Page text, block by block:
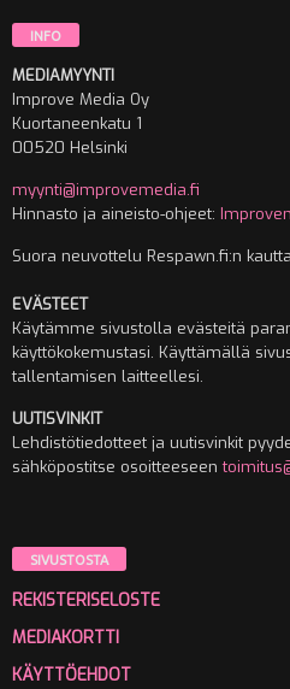
INFO
MEDIAMYYNTI
Improve Media Oy
Kuortaneenkatu 1
00520 Helsinki
myynti@improvemedia.fi
Hinnasto ja aineisto-ohjeet:
Suora neuvottelu Respawn.fi:n
EVÄSTEET
Käytämme sivustolla evästeitä
käyttökokemustasi. Käyttämällä
tallentamisen laitteellesi.
UUTISVINKIT
Lehdistötiedotteet ja uutisvinkit
sähköpostitse osoitteeseen
SIVUSTOSTA
REKISTERISELOSTE
MEDIAKORTTI
KÄYTTÖEHDOT